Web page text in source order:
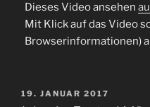
Dieses Video ansehen
Mit Klick auf das Video
Browserinformationen)
VERÖFFENTLICHT
19. JANUAR 2017